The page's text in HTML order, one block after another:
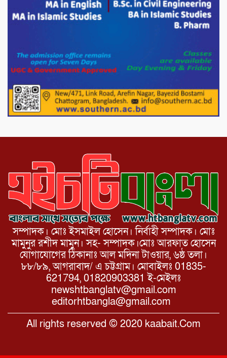
মিরপুর-১১ নম্বরে দুর্বৃত্তদের গুলিতে বিএনপি
পাটগ্রামে চিকিৎসা সেবায় বীর মুক্তিযোদ্ধা দবির
উদ্দিন ফাউন্ডেশন
পাটগ্রামের দহগ্রাম ইউনিয়নের প্রধান সড়ক
ভেঙ্গে যোগাযোগ বিছিন্ন
সম্পাদক। মোঃ ইসমাইল হোসেন। নির্বাহী সম্পাদক। মোঃ
মামুনুর রশীদ মামুন। সহ- সম্পাদক।মোঃ আরফাত হোসেন
যোগাযোগের ঠিকানাঃ আল মদিনা টাওয়ার, ৬ষ্ঠ তলা।
৮৮/৮৯, আগরাবাদ/ এ চট্টগ্রাম। মোবাইলঃ 01835-
621794, 01820903381 ই-মেইলঃ
newshtbanglatv@gmail.com
editorhtbangla@gmail.com
All rights reserved © 2020 kaabait.Com